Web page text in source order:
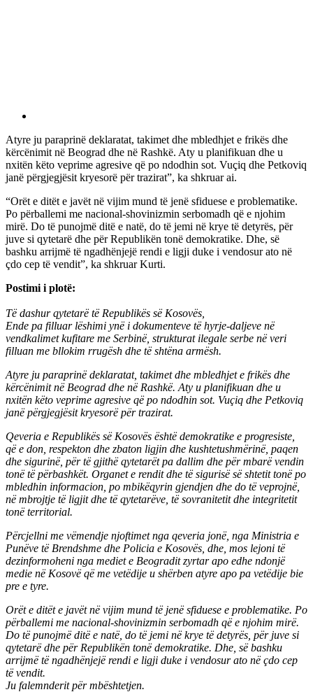
Atyre ju paraprinë deklaratat, takimet dhe mbledhjet e frikës dhe
kërcënimit në Beograd dhe në Rashkë. Aty u planifikuan dhe u
nxitën këto veprime agresive që po ndodhin sot. Vuçiq dhe Petkoviq
janë përgjegjësit kryesorë për trazirat”, ka shkruar ai.
“Orët e ditët e javët në vijim mund të jenë sfiduese e problematike.
Po përballemi me nacional-shovinizmin serbomadh që e njohim
mirë. Do të punojmë ditë e natë, do të jemi në krye të detyrës, për
juve si qytetarë dhe për Republikën tonë demokratike. Dhe, së
bashku arrijmë të ngadhënjejë rendi e ligji duke i vendosur ato në
çdo cep të vendit”, ka shkruar Kurti.
Postimi i plotë:
Të dashur qytetarë të Republikës së Kosovës,
Ende pa filluar lëshimi ynë i dokumenteve të hyrje-daljeve në
vendkalimet kufitare me Serbinë, strukturat ilegale serbe në veri
filluan me bllokim rrugësh dhe të shtëna armësh.
Atyre ju paraprinë deklaratat, takimet dhe mbledhjet e frikës dhe
kërcënimit në Beograd dhe në Rashkë. Aty u planifikuan dhe u
nxitën këto veprime agresive që po ndodhin sot. Vuçiq dhe Petkoviq
janë përgjegjësit kryesorë për trazirat.
Qeveria e Republikës së Kosovës është demokratike e progresiste,
që e don, respekton dhe zbaton ligjin dhe kushtetushmërinë, paqen
dhe sigurinë, për të gjithë qytetarët pa dallim dhe për mbarë vendin
tonë të përbashkët. Organet e rendit dhe të sigurisë së shtetit tonë po
mbledhin informacion, po mbikëqyrin gjendjen dhe do të veprojnë,
në mbrojtje të ligjit dhe të qytetarëve, të sovranitetit dhe integritetit
tonë territorial.
Përcjellni me vëmendje njoftimet nga qeveria jonë, nga Ministria e
Punëve të Brendshme dhe Policia e Kosovës, dhe, mos lejoni të
dezinformoheni nga mediet e Beogradit zyrtar apo edhe ndonjë
medie në Kosovë që me vetëdije u shërben atyre apo pa vetëdije bie
pre e tyre.
Orët e ditët e javët në vijim mund të jenë sfiduese e problematike. Po
përballemi me nacional-shovinizmin serbomadh që e njohim mirë.
Do të punojmë ditë e natë, do të jemi në krye të detyrës, për juve si
qytetarë dhe për Republikën tonë demokratike. Dhe, së bashku
arrijmë të ngadhënjejë rendi e ligji duke i vendosur ato në çdo cep
të vendit.
Ju falemnderit për mbështetjen.